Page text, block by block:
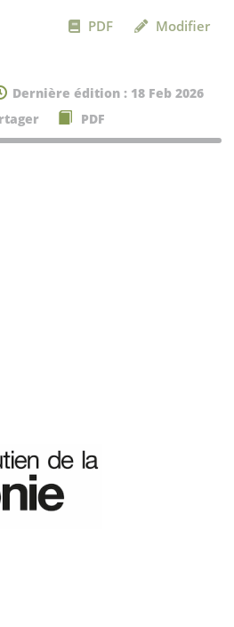
PDF Modifier
Dernière édition : 18 Feb 2026
PDF